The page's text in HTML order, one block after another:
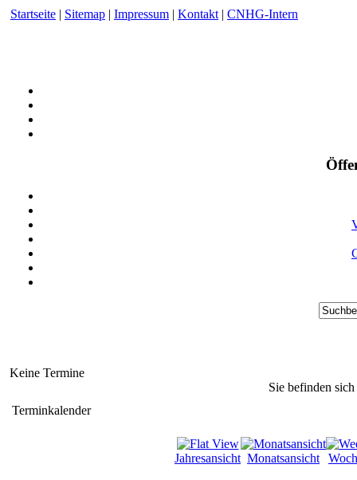
Startseite | Sitemap | Impressum | Kontakt | CNHG-Intern
Keine Termine
Sie befinden
Terminkalender
Jahresansicht Monatsansicht